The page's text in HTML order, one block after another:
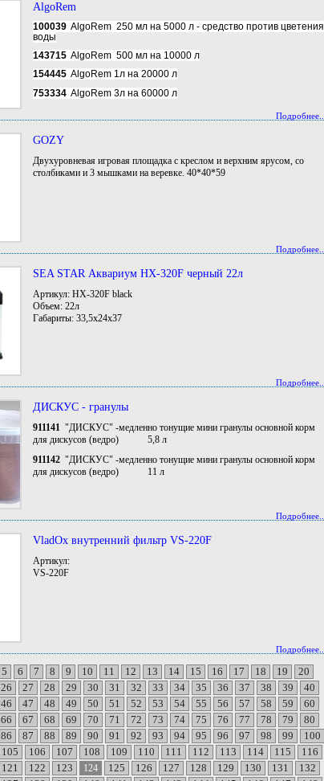
AlgoRem
100039 AlgoRem 250 мл на 5000 л - средство против цветения
воды
143715 AlgoRem 500 мл на 10000 л
154445 AlgoRem 1л на 20000 л
753334 AlgoRem 3л на 60000 л
Подробнее...
GOZY
Двухуровневая игровая площадка с креслом и верхним ярусом, со
столбиками и 3 мышками на веревке. 40*40*59
Подробнее...
SEA STAR Аквариум HX-320F черный 22л
Артикул: HX-320F black
Объем: 22л
Габариты: 33,5x24x37
Подробнее...
ДИСКУС - гранулы
911141 "ДИСКУС" -медленно тонущие мини гранулы основной корм
для дискусов (ведро) 5,8 л
911142 "ДИСКУС" -медленно тонущие мини гранулы основной корм
для дискусов (ведро) 11 л
Подробнее...
VladOx внутренний фильтр VS-220F
Артикул:
VS-220F
Подробнее...
5 6 7 8 9 10 11 12 13 14 15 16 17 18 19
20
26 27 28 29 30 31 32 33 34 35 36 37 38 39
40
46 47 48 49 50 51 52 53 54 55 56 57 58 59
60
66 67 68 69 70 71 72 73 74 75 76 77 78 79
80
86 87 88 89 90 91 92 93 94 95 96 97 98 99
100
105 106 107 108 109 110 111 112 113 114 115
116
121 122 123 124 125 126 127 128 129 130 131
132